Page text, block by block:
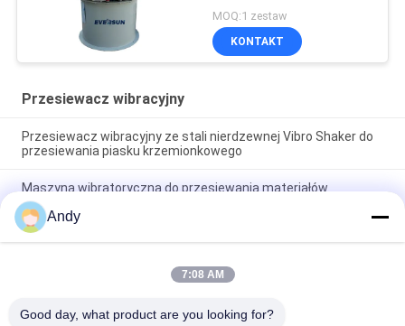
MOQ:1 zestaw
KONTAKT
Przesiewacz wibracyjny
Przesiewacz wibracyjny ze stali nierdzewnej Vibro Shaker do
przesiewania piasku krzemionkowego
Maszyna wibratoryczna do przesiewania materiałów
wykorzystująca ruch materiału wzorcowy spiralny na
powierzchni ekranu w celu oddzielenia materiałów drobnych i
grubych
Maszyna do przesiewania drgawek z trójwymiarową
trajektorią ruchu do przesiewania materiałów ziarnistych i
Andy
7:08 AM
Good day, what product are you looking for?